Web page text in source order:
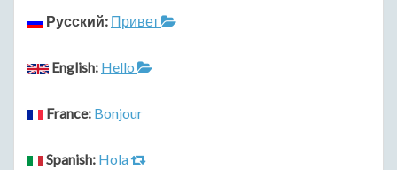
Русский: Привет
English: Hello
France: Bonjour
Spanish: Hola